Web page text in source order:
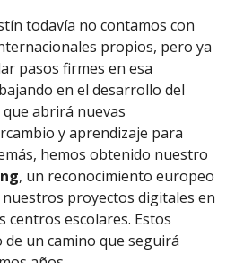
todavía no contamos con
propios, pero ya
pasos firmes en esa
en el desarrollo del
que abrirá nuevas
y aprendizaje para
hemos obtenido nuestro
, un reconocimiento europeo
nuestros proyectos digitales en
escolares. Estos
un camino que seguirá